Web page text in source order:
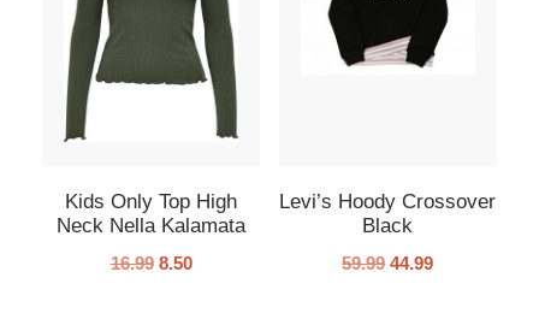
Kids Only Top High
Neck Nella Kalamata
16.99 8.50
Levi’s Hoody Crossover
Black
59.99 44.99